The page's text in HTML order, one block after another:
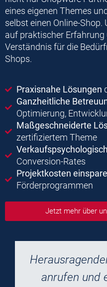
eines eigenen Themes
selbst einen Online-Shop.
auf praktischer Erfahrung
Verständnis für die
Shops.
Praxisnahe Lösungen
Ganzheitliche
Optimierung,
Maßgeschneiderte
zertifiziertem Theme
Conversion-Rates
Projektkosten
Förderprogrammen
Jetzt mehr über
anrufen und